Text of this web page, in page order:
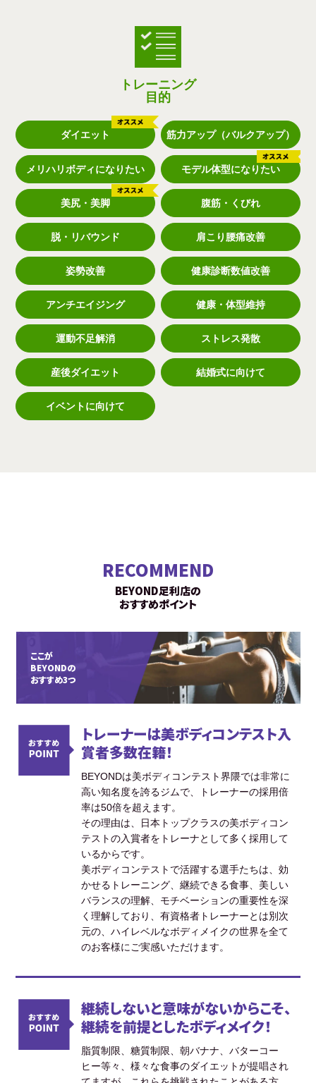
トレーニング
目的
ダイエット 筋力アップ（バルクアップ）
メリハリボディになりたい モデル体型になりたい
美尻・美脚 腹筋・くびれ
脱・リバウンド 肩こり腰痛改善
姿勢改善 健康診断数値改善
アンチエイジング 健康・体型維持
運動不足解消 ストレス発散
産後ダイエット 結婚式に向けて
イベントに向けて
RECOMMEND
BEYOND足利店の
おすすめポイント
ここが
BEYONDの
おすすめ3つ
トレーナーは美ボディコンテスト入
賞者多数在籍！
BEYONDは美ボディコンテスト界隈では非常に
高い知名度を誇るジムで、トレーナーの採用倍
率は50倍を超えます。
その理由は、日本トップクラスの美ボディコン
テストの入賞者をトレーナとして多く採用して
いるからです。
美ボディコンテストで活躍する選手たちは、効
かせるトレーニング、継続できる食事、美しい
バランスの理解、モチベーションの重要性を深
く理解しており、有資格者トレーナーとは別次
元の、ハイレベルなボディメイクの世界を全て
のお客様にご実感いただけます。
継続しないと意味がないからこそ、
継続を前提としたボディメイク！
脂質制限、糖質制限、朝バナナ、バターコー
ヒー等々、様々な食事のダイエットが提唱され